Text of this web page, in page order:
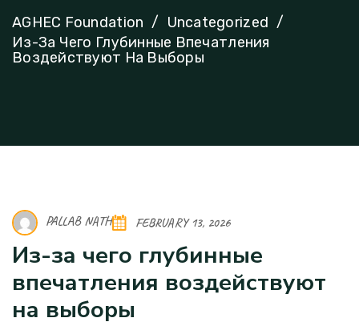
AGHEC Foundation
Uncategorized
Из-За Чего Глубинные Впечатления
Воздействуют На Выборы
PALLAB NATH FEBRUARY 13, 2026
Из-за чего глубинные
впечатления воздействуют
на выборы